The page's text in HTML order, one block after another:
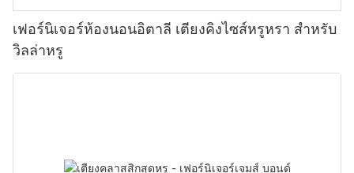
เฟอร์นิเจอร์ห้องนอนอิตาลี เตียงคิงไซส์หรูหรา สำหรับ
วิลล่าหรู